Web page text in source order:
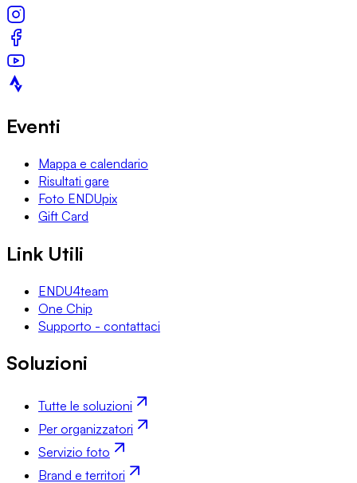
Eventi
Mappa e calendario
Risultati gare
Foto ENDUpix
Gift Card
Link Utili
ENDU4team
One Chip
Supporto - contattaci
Soluzioni
Tutte le soluzioni
Per organizzatori
Servizio foto
Brand e territori